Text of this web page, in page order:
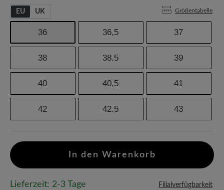
EU UK Größentabelle
36 36,5 37
38 38.5 39
40 40,5 41
42 42.5 43
In den Warenkorb
Lieferzeit: 2-3 Tage Filialverfügbarkeit